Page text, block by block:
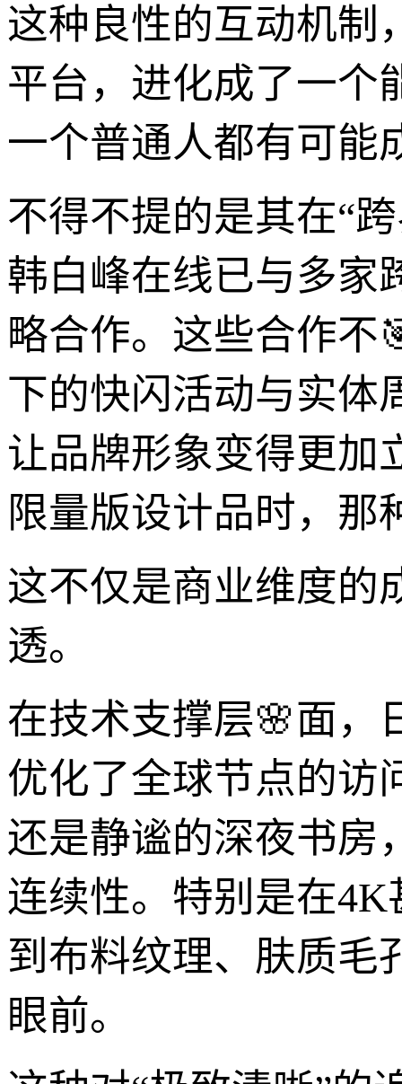
这种良性的互动机制
平台，进化成了一个
一个普通人都有可能
不得不提的是其在“
韩白峰在线已与多家
略合作。这些合作不
下的快闪活动与实体
让品牌形象变得更加
限量版设计品时，那
这不仅是商业维度的
透。
在技术支撑层🌸面，
优化了全球节点的访
还是静谧的深夜书房
连续性。特别是在
到布料纹理、肤质毛
眼前。